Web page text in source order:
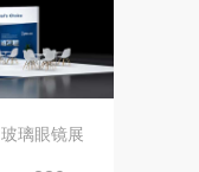
玻璃眼镜展